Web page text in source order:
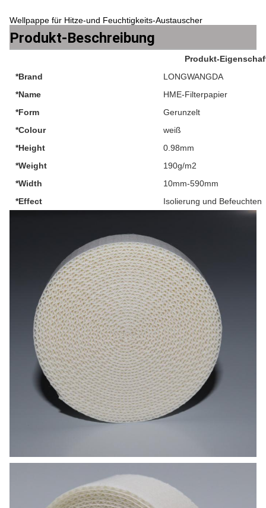
Wellpappe für Hitze-und Feuchtigkeits-Austauscher
Produkt-Beschreibung
Produkt-
*Brand
LONGWANGDA
*Name
HME-Filterpapier
*Form
Gerunzelt
*Colour
weiß
*Height
0.98mm
*Weight
190g/m2
*Width
10mm-590mm
*Effect
Isolierung und Befeuchten